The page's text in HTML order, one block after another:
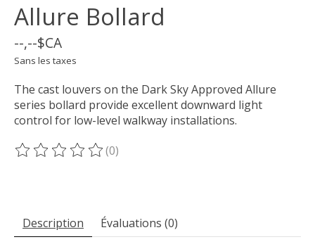
Allure Bollard
--,--$CA
Sans les taxes
The cast louvers on the Dark Sky Approved Allure
series bollard provide excellent downward light
control for low-level walkway installations.
Ce produit est évalué à
(0)
Description Évaluations (0)